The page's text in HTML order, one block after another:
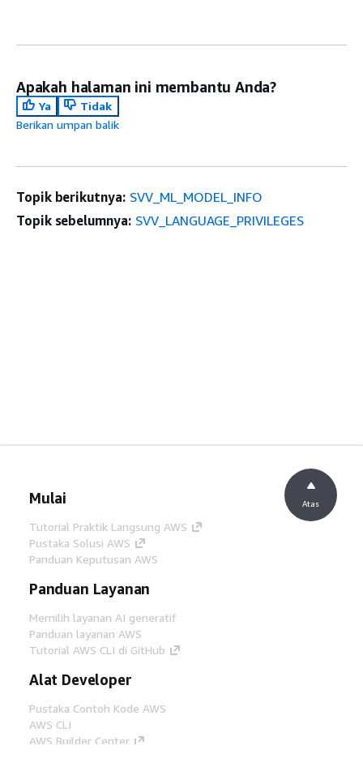
Apakah halaman ini membantu Anda?
Ya
Tidak
Berikan umpan balik
Topik berikutnya: SVV_ML_MODEL_INFO
Topik sebelumnya: SVV_LANGUAGE_PRIVILEGES
Mulai
Tutorial Praktik Langsung AWS
Pustaka Solusi AWS
Panduan Keputusan AWS
Panduan Layanan
Memilih layanan AI generatif
Panduan layanan AWS
Tutorial AWS CLI di GitHub
Alat Developer
Pustaka Contoh Kode AWS
AWS CLI
AWS Builder Center
Atas